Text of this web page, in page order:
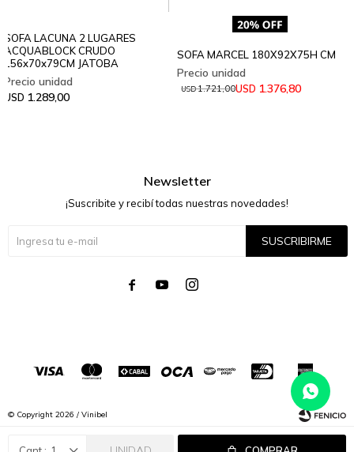
SOFA LACUNA 2 LUGARES
ACQUABLOCK CRUDO
156x70x79CM JATOBA
USD 1.289,00
SOFA MARCEL 180X92X75H CM
USD 1.376,80
USD1.721,00
Newsletter
¡Suscribite y recibí todas nuestras novedades!
SUSCRIBIRME
  
© Copyright 2026 / Vinibel